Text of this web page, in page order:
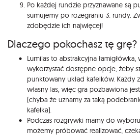
Po każdej rundzie przyznawane są
sumujemy po rozegraniu 3. rundy.
zdobędzie ich najwięcej!
Dlaczego pokochasz tę grę?
Lumilas to abstrakcyjna
wykorzystać dostępne opcje, żeby
punktowany układ kafelków. Każdy
własny las, więc gra pozbawiona
(chyba że uznamy za taką
kafelka).
Podczas rozgrywki mamy do
możemy próbować realizować,